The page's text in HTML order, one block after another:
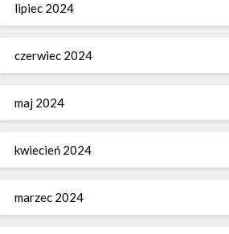
lipiec 2024
czerwiec 2024
maj 2024
kwiecień 2024
marzec 2024